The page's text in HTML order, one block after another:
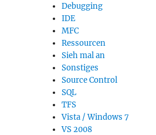
Debugging
IDE
MFC
Ressourcen
Sieh mal an
Sonstiges
Source Control
SQL
TFS
Vista / Windows 7
VS 2008